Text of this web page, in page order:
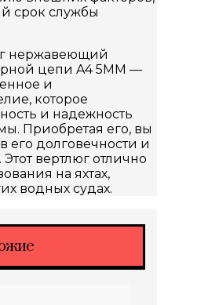
срок службы
нержавеющий
цепи A4 5MM —
и
которое
и надежность
Приобретая его, вы
его долговечности и
вертлюг отлично
на яхтах,
водных судах.